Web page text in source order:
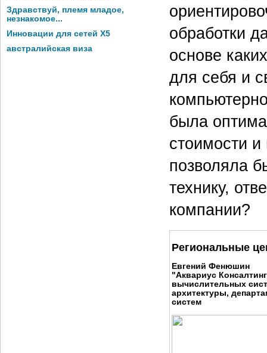
Здравствуй, племя младое,
незнакомое...
Инновации для сетей X5
австралийская виза
обработки
основе
для себя и
была
стоимости
позволяла
технику,
компании?
Региональные
Евгений Фенюшин
"Аквариус
вычислительных
архитектуры,
систем